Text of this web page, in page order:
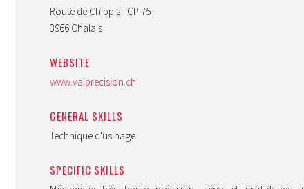
Route de Chippis - CP 75
3966 Chalais
WEBSITE
www.valprecision.ch
GENERAL SKILLS
Technique d'usinage
SPECIFIC SKILLS